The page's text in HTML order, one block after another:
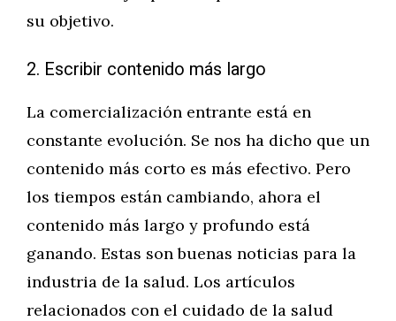
su objetivo.
2. Escribir contenido más largo
La comercialización entrante está en
constante evolución. Se nos ha dicho que un
contenido más corto es más efectivo. Pero
los tiempos están cambiando, ahora el
contenido más largo y profundo está
ganando. Estas son buenas noticias para la
industria de la salud. Los artículos
relacionados con el cuidado de la salud